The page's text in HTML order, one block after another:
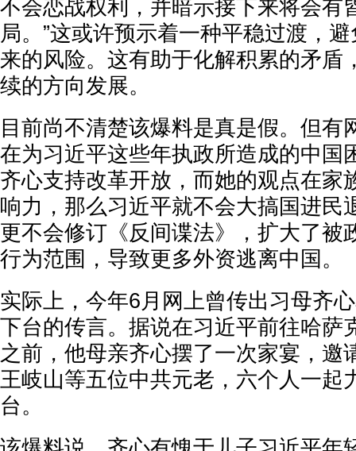
不会恋战权利，并暗示接下来将会有
局。”这或许预示着一种平稳过渡，
来的风险。这有助于化解积累的矛盾
续的方向发展。
目前尚不清楚该爆料是真是假。但有
在为习近平这些年执政所造成的中国
齐心支持改革开放，而她的观点在家
响力，那么习近平就不会大搞国进民
更不会修订《反间谍法》，扩大了被
行为范围，导致更多外资逃离中国。
实际上，今年6月网上曾传出习母齐
下台的传言。据说在习近平前往哈萨
之前，他母亲齐心摆了一次家宴，邀
王岐山等五位中共元老，六个人一起
台。